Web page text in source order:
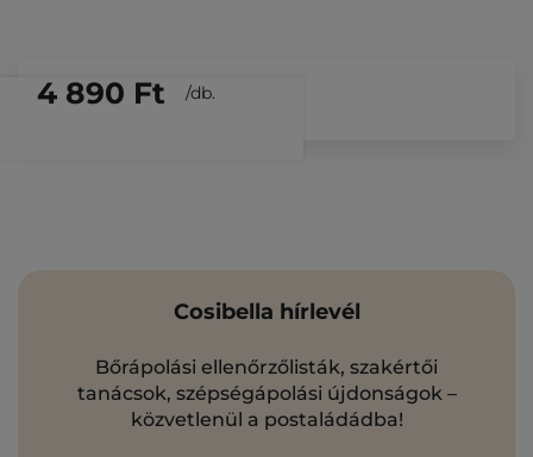
4 890 Ft /db.
Cosibella hírlevél
Bőrápolási ellenőrzőlisták, szakértői
tanácsok, szépségápolási újdonságok –
közvetlenül a postaládádba!